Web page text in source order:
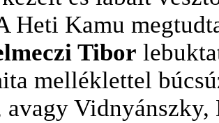
Heti Kamu
Tibor
melléklettel
Vidnyánszky,